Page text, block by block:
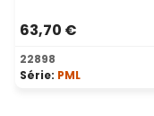
63,70 €
22898
Série: PML